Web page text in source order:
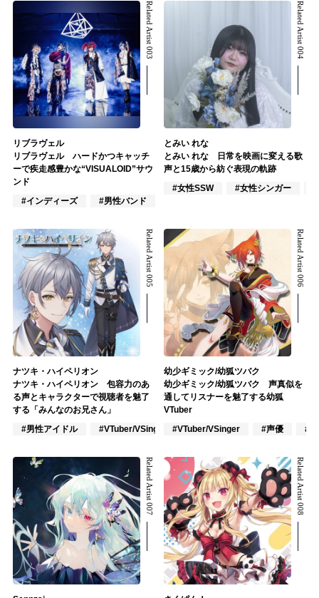
Related Artist 003
リブラヴェル
リブラヴェル ハードかつキャッチ
ーで疾走感豊かな“VISUALOID”サウ
ンド
#インディーズ
#男性バンド
Related Artist 004
とみい れな
とみい れな 日常を映画に変える歌
声と15歳から紡ぐ表現の軌跡
#女性SSW
#女性シンガー
Related Artist 005
ナツキ・ハイペリオン
ナツキ・ハイペリオン 包容力のあ
る声とキャラクターで視聴者を魅了
する「みんなのお兄さん」
#男性アイドル
#VTuber/VSinger #アニメ/ゲーム
Related Artist 006
幼少ギミック/幼狐ツバク
幼少ギミック/幼狐ツバク 声真似を
通してリスナーを魅了する幼狐
VTuber
#VTuber/VSinger
#声優 #
Related Artist 007 Related Artist 008